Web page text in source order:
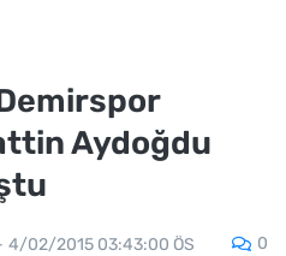
Aydoğdu
4/02/2015 03:43:00 ÖS 0